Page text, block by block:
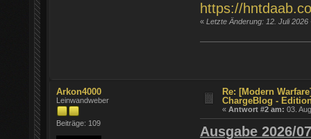
https://
« Letzte Änderung: 12. Juli
Arkon4000
Leinwandweber
Beiträge: 109
Re: [Modern
ChargeBlog -
«Antwort #2 am: 03.
Ausgabe 2026/07